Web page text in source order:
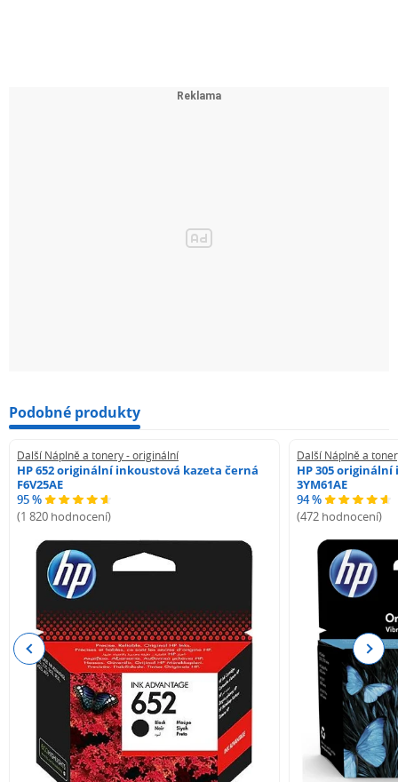
Podobné produkty
Další Náplně a tonery - originální
HP 652 originální inkoustová kazeta černá
F6V25AE
95 %
(1 820 hodnocení)
Další Náplně a
HP 305
3YM61AE
94 %
(472 hodnocení)
Previous Next